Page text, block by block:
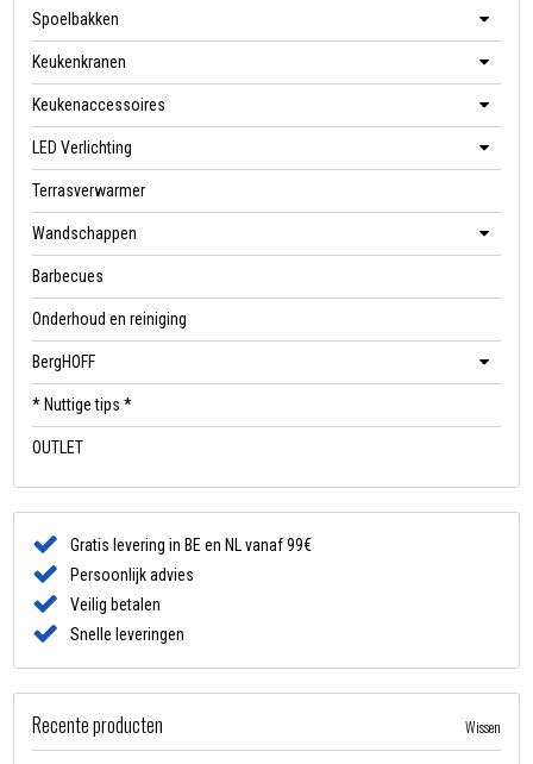
Spoelbakken
Keukenkranen
Keukenaccessoires
LED Verlichting
Terrasverwarmer
Wandschappen
Barbecues
Onderhoud en reiniging
BergHOFF
* Nuttige tips *
OUTLET
Gratis levering in BE en NL vanaf 99€
Persoonlijk advies
Veilig betalen
Snelle leveringen
Recente producten Wissen